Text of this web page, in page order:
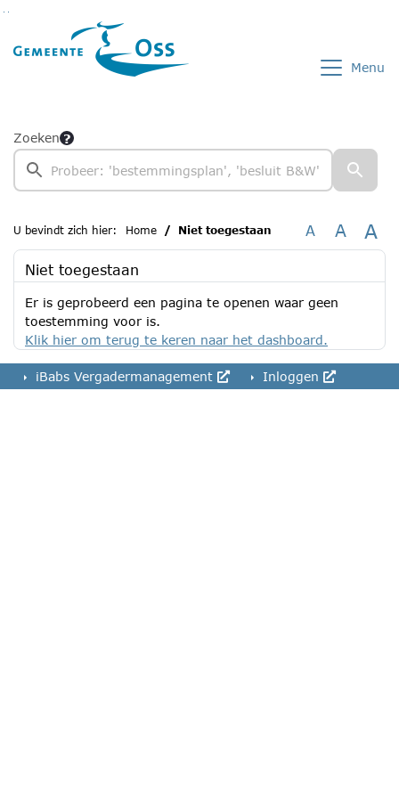
Ga naar de inhoud van deze pagina
Ga naar het zoeken
Ga naar het menu
Menu
Zoeken
U bevindt zich hier: Home Niet toegestaan A A A
Niet toegestaan
Er is geprobeerd een pagina te openen waar geen
toestemming voor is.
Klik hier om terug te keren naar het dashboard.
iBabs Vergadermanagement Inloggen